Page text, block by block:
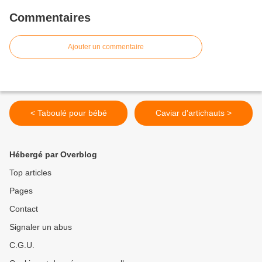
Commentaires
Ajouter un commentaire
< Taboulé pour bébé Caviar d'artichauts >
Hébergé par Overblog
Top articles
Pages
Contact
Signaler un abus
C.G.U.